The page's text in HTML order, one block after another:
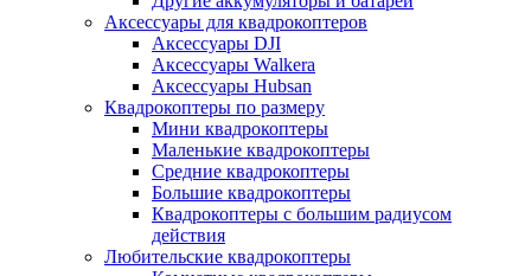
Аксессуары для квадрокоптеров
Аксессуары DJI
Аксессуары Walkera
Аксессуары Hubsan
Квадрокоптеры по размеру
Мини квадрокоптеры
Маленькие квадрокоптеры
Средние квадрокоптеры
Большие квадрокоптеры
Квадрокоптеры с большим радиусом
действия
Любительские квадрокоптеры